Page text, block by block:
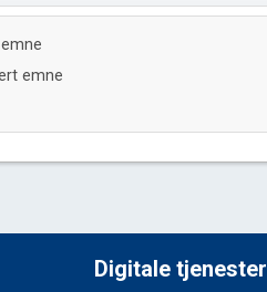
emne
Digitale tjenester